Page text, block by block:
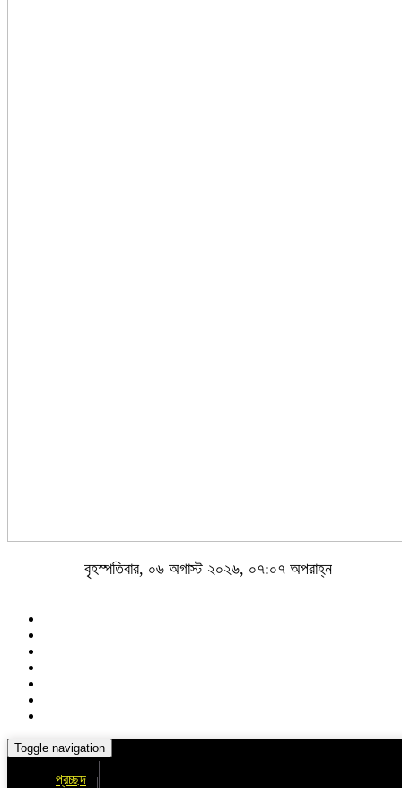
বৃহস্পতিবার, ০৬ অগাস্ট ২০২৬, ০৭:০৭ অপরাহ্ন
Toggle navigation
প্রচ্ছদ